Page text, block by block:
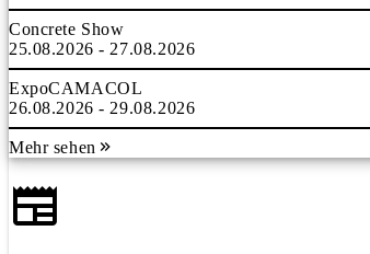
Concrete Show
25.08.2026 - 27.08.2026
ExpoCAMACOL
26.08.2026 - 29.08.2026
Mehr sehen